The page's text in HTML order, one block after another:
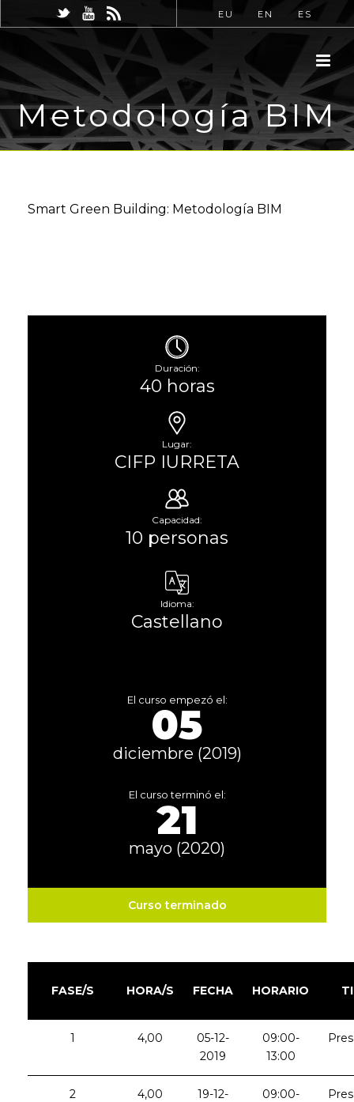
EU EN ES
Metodología BIM
Smart Green Building: Metodología BIM
Duración:
40 horas
Lugar:
CIFP IURRETA
Capacidad:
10 personas
Idioma:
Castellano
El curso empezó el:
05
diciembre (2019)
El curso terminó el:
21
mayo (2020)
Curso terminado
FASE/S HORA/S FECHA HORARIO
1 4,00
05-12-
2019
09:00-
13:00
2 4,00
19-12-
09:00-